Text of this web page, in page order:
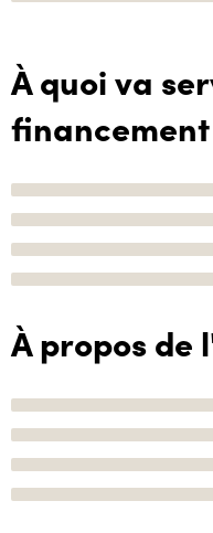
À quoi va
financement
À propos de